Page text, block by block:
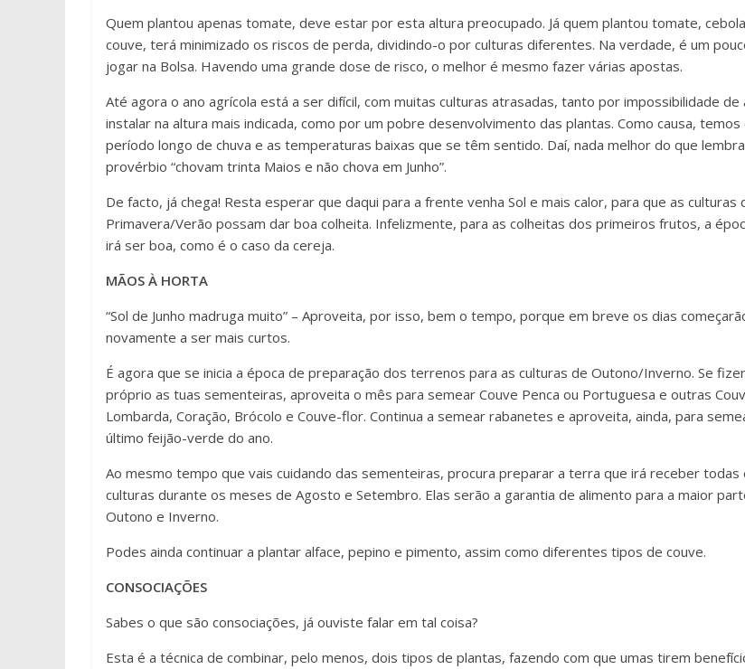
Quem plantou apenas tomate, deve estar por esta altura preocupado. Já quem plantou tomate,
couve, terá minimizado os riscos de perda, dividindo-o por culturas diferentes. Na verdade, é um
jogar na Bolsa. Havendo uma grande dose de risco, o melhor é mesmo fazer várias apostas.
Até agora o ano agrícola está a ser difícil, com muitas culturas atrasadas, tanto por impossibilidade de
instalar na altura mais indicada, como por um pobre desenvolvimento das plantas. Como causa, temos
período longo de chuva e as temperaturas baixas que se têm sentido. Daí, nada melhor do que
provérbio “chovam trinta Maios e não chova em Junho”.
De facto, já chega! Resta esperar que daqui para a frente venha Sol e mais calor, para que as culturas
Primavera/Verão possam dar boa colheita. Infelizmente, para as colheitas dos primeiros frutos, a
irá ser boa, como é o caso da cereja.
MÃOS À HORTA
“Sol de Junho madruga muito” – Aproveita, por isso, bem o tempo, porque em breve os dias
novamente a ser mais curtos.
É agora que se inicia a época de preparação dos terrenos para as culturas de Outono/Inverno. Se
próprio as tuas sementeiras, aproveita o mês para semear Couve Penca ou Portuguesa e outras
Lombarda, Coração, Brócolo e Couve-flor. Continua a semear rabanetes e aproveita, ainda, para
último feijão-verde do ano.
Ao mesmo tempo que vais cuidando das sementeiras, procura preparar a terra que irá receber todas
culturas durante os meses de Agosto e Setembro. Elas serão a garantia de alimento para a maior
Outono e Inverno.
Podes ainda continuar a plantar alface, pepino e pimento, assim como diferentes tipos de couve.
CONSOCIAÇÕES
Sabes o que são consociações, já ouviste falar em tal coisa?
Esta é a técnica de combinar, pelo menos, dois tipos de plantas, fazendo com que umas tirem